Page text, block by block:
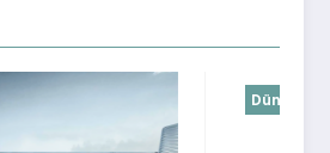
Dünya